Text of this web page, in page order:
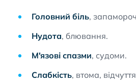
Головний біль,
Нудота, блювання.
М'язові спазми, судоми.
Слабкість, втома,